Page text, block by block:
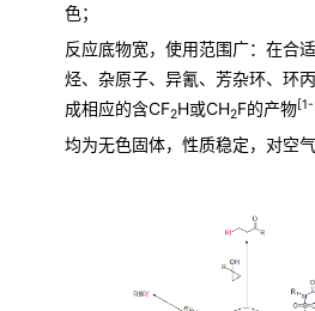
色；
反应底物宽，使用范围广：在合
烃、杂原子、异氰、芳杂环、环
成相应的含CF2H或CH2F的产物
均为无色固体，性质稳定，对空气